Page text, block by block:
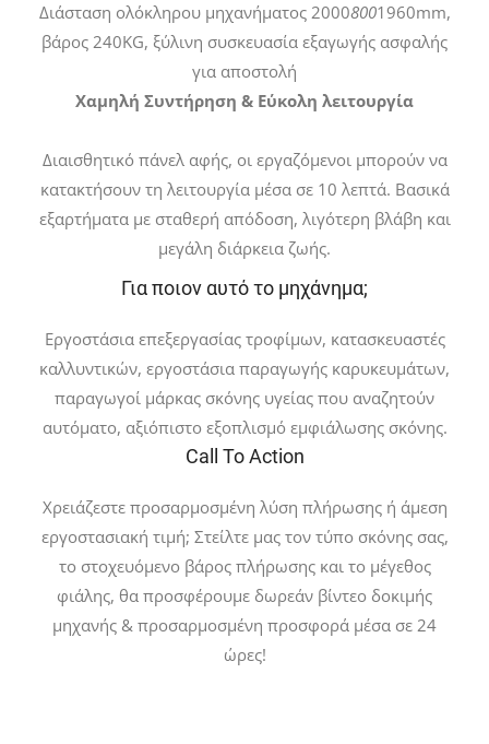
Διάσταση ολόκληρου μηχανήματος 20008001960mm,
βάρος 240KG, ξύλινη συσκευασία εξαγωγής ασφαλής
για αποστολή
Χαμηλή Συντήρηση & Εύκολη λειτουργία
Διαισθητικό πάνελ αφής, οι εργαζόμενοι μπορούν να
κατακτήσουν τη λειτουργία μέσα σε 10 λεπτά. Βασικά
εξαρτήματα με σταθερή απόδοση, λιγότερη βλάβη και
μεγάλη διάρκεια ζωής.
Για ποιον αυτό το μηχάνημα;
Εργοστάσια επεξεργασίας τροφίμων, κατασκευαστές
καλλυντικών, εργοστάσια παραγωγής καρυκευμάτων,
παραγωγοί μάρκας σκόνης υγείας που αναζητούν
αυτόματο, αξιόπιστο εξοπλισμό εμφιάλωσης σκόνης.
Call To Action
Χρειάζεστε προσαρμοσμένη λύση πλήρωσης ή άμεση
εργοστασιακή τιμή; Στείλτε μας τον τύπο σκόνης σας,
το στοχευόμενο βάρος πλήρωσης και το μέγεθος
φιάλης, θα προσφέρουμε δωρεάν βίντεο δοκιμής
μηχανής & προσαρμοσμένη προσφορά μέσα σε 24
ώρες!